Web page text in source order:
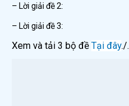
– Lời giải đề 2:
– Lời giải đề 3:
Xem và tải 3 bộ đề Tại đây./.